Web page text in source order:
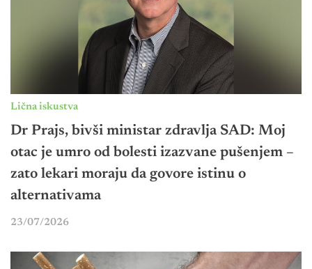
Lična iskustva
Dr Prajs, bivši ministar zdravlja SAD: Moj
otac je umro od bolesti izazvane pušenjem –
zato lekari moraju da govore istinu o
alternativama
23/07/2026